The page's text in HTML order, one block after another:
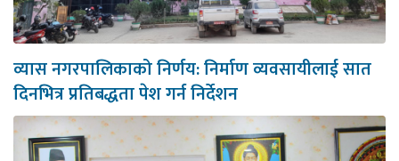
व्यास नगरपालिकाको निर्णय: निर्माण व्यवसायीलाई सात
दिनभित्र प्रतिबद्धता पेश गर्न निर्देशन